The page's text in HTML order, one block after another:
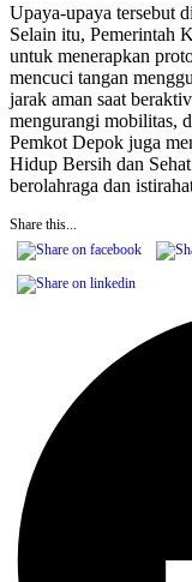
Upaya-upaya tersebut
Selain itu, Pemerintah
untuk menerapkan
mencuci tangan
jarak aman saat
mengurangi mobilitas,
Pemkot Depok juga
Hidup Bersih dan
berolahraga dan
Share this...